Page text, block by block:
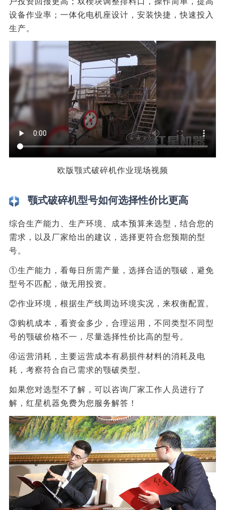
设备作业率；一体化电机座设计，安装快捷，快速投入
生产。
欧版颚式破碎机作业现场视频
颚式破碎机型号如何选择性价比更高
综合生产能力、生产环境、成本预算来选型，结合您的
需求，以及厂家给出的建议，选择更符合您预期的型
号。
①生产能力，看每日所需产量，选择合适的颚破，避免
型号不匹配，做无用投资。
②作业环境，根据生产线周边环境实况，来权衡配置。
③购机成本，看资金多少，合理运用，不同类型不同型
号的颚破价格不一，尽量选择性价比高的型号。
④运营消耗，主要运营成本有易损件材料的消耗及电
耗，考察符合自己需求的颚破类型。
如果您对选型不了解，可以咨询厂家工作人员进行了
解，红星机器免费为您服务解答！